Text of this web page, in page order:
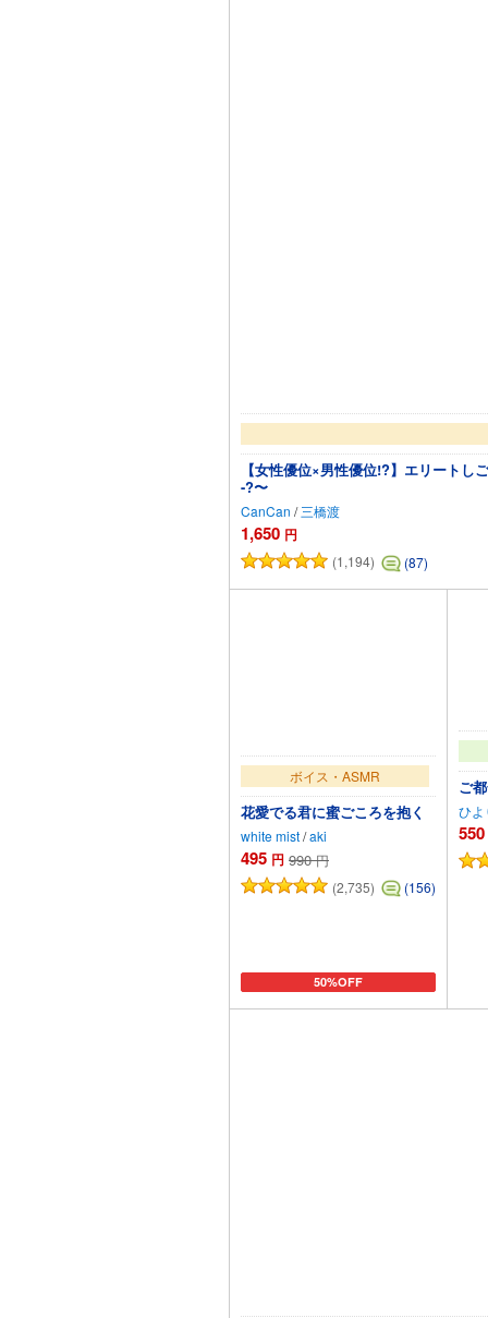
【女性優位×男性優位!?】エリート
-?〜
CanCan / 三橋渡
1,650 円
(1,194) (87)
ボイス・ASMR
花愛でる君に蜜ごころを抱く
white mist/aki
495 円 990 円
(2,735)
(156)
50%OFF
カートに追加
ご
ひよ
550